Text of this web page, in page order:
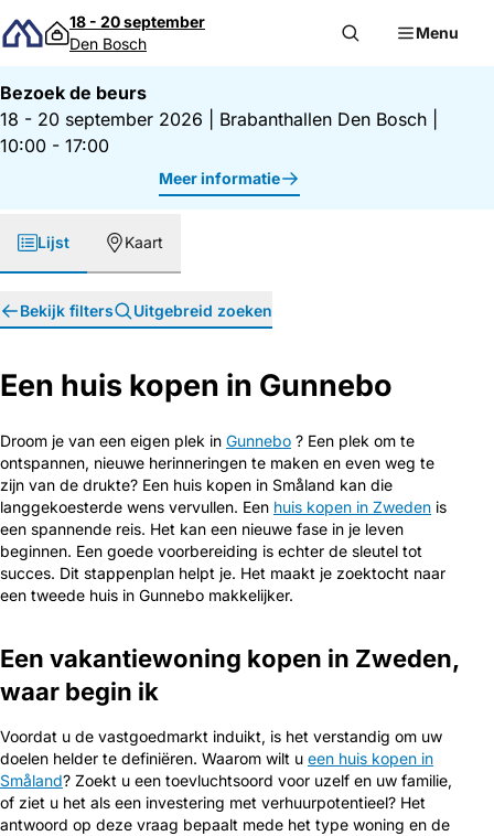
Direct naar inhoud
18 - 20 september
Den Bosch
Menu
Bezoek de beurs
18 - 20 september 2026
Brabanthallen Den Bosch
10:00 - 17:00
Meer informatie
Lijst Kaart
Bekijk filters Uitgebreid zoeken
Een huis kopen in Gunnebo
Droom je van een eigen plek in Gunnebo ? Een plek om te
ontspannen, nieuwe herinneringen te maken en even weg te
zijn van de drukte? Een huis kopen in Småland kan die
langgekoesterde wens vervullen. Een huis kopen in Zweden is
een spannende reis. Het kan een nieuwe fase in je leven
beginnen. Een goede voorbereiding is echter de sleutel tot
succes. Dit stappenplan helpt je. Het maakt je zoektocht naar
een tweede huis in Gunnebo makkelijker.
Een vakantiewoning kopen in Zweden,
waar begin ik
Voordat u de vastgoedmarkt induikt, is het verstandig om uw
doelen helder te definiëren. Waarom wilt u een huis kopen in
Småland? Zoekt u een toevluchtsoord voor uzelf en uw familie,
of ziet u het als een investering met verhuurpotentieel? Het
antwoord op deze vraag bepaalt mede het type woning en de